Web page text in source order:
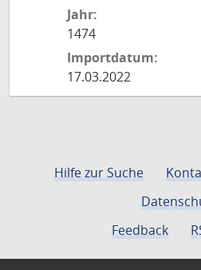
Jahr:
1474
Importdatum:
17.03.2022
Hilfe zur Suche
Feedback